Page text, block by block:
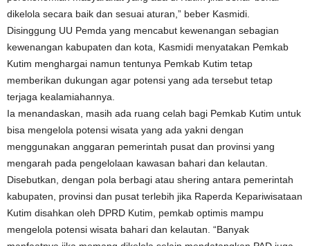
dikelola secara baik dan sesuai aturan,” beber Kasmidi.
Disinggung UU Pemda yang mencabut kewenangan sebagian
kewenangan kabupaten dan kota, Kasmidi menyatakan Pemkab
Kutim menghargai namun tentunya Pemkab Kutim tetap
memberikan dukungan agar potensi yang ada tersebut tetap
terjaga kealamiahannya.
Ia menandaskan, masih ada ruang celah bagi Pemkab Kutim untuk
bisa mengelola potensi wisata yang ada yakni dengan
menggunakan anggaran pemerintah pusat dan provinsi yang
mengarah pada pengelolaan kawasan bahari dan kelautan.
Disebutkan, dengan pola berbagi atau shering antara pemerintah
kabupaten, provinsi dan pusat terlebih jika Raperda Kepariwisataan
Kutim disahkan oleh DPRD Kutim, pemkab optimis mampu
mengelola potensi wisata bahari dan kelautan. “Banyak